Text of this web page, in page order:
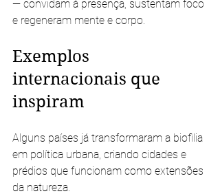
— convidam à presença, sustentam foco
e regeneram mente e corpo.
Exemplos
internacionais que
inspiram
Alguns países já transformaram a biofilia
em política urbana, criando cidades e
prédios que funcionam como extensões
da natureza.